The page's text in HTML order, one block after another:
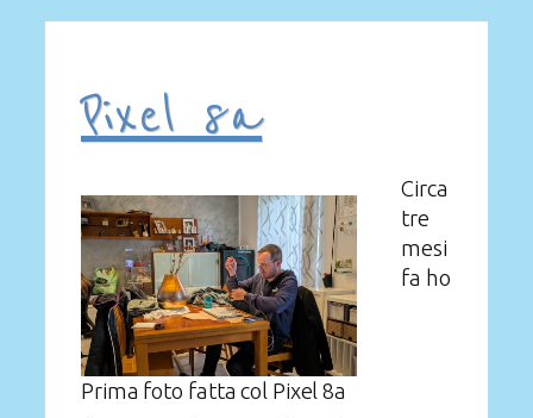
Pixel 8a
Prima foto fatta col Pixel 8a
Circa
tre
mesi
fa ho